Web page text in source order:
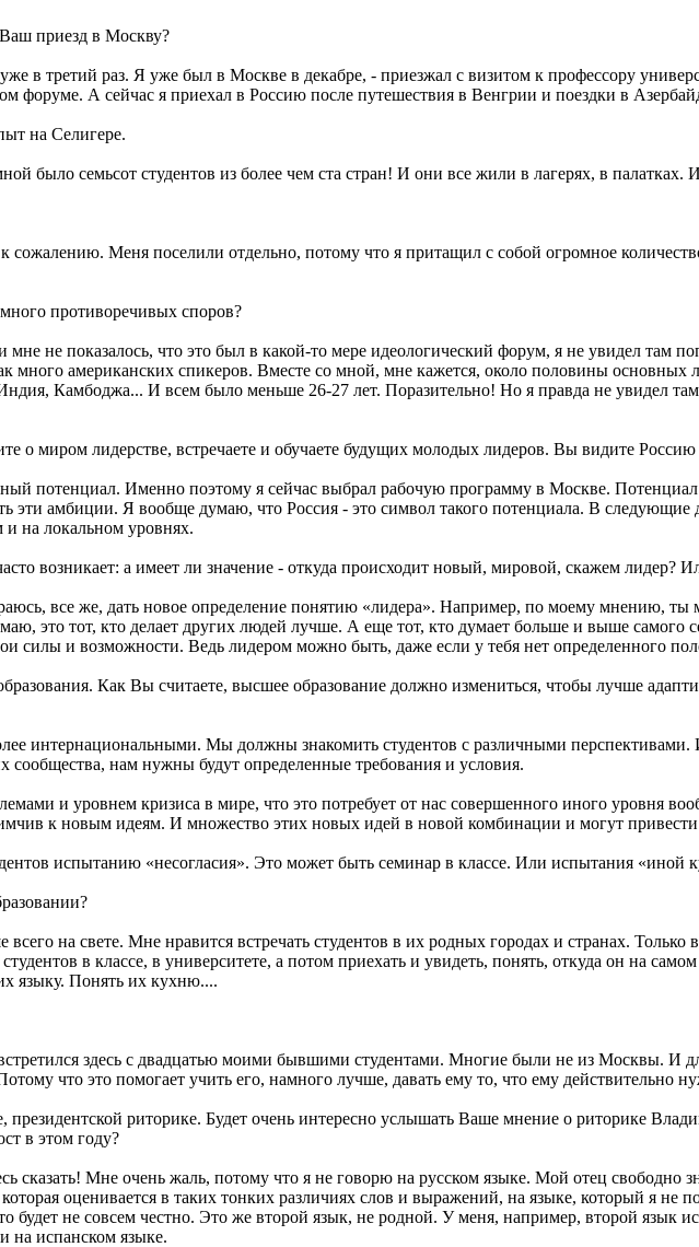
приезд в Москву?
в третий раз. Я уже был в Москве в декабре, - приезжал с визитом к профессору
форуме. А сейчас я приехал в Россию после путешествия в Венгрии и поездки в
на Селигере.
было семьсот студентов из более чем ста стран! И они все жили в лагерях, в
Меня поселили отдельно, потому что я притащил с собой огромное
противоречивых споров?
не показалось, что это был в какой-то мере идеологический форум, я не увидел там
много американских спикеров. Вместе со мной, мне кажется, около половины
Камбоджа... И всем было меньше 26-27 лет. Поразительно! Но я правда не увидел
о миром лидерстве, встречаете и обучаете будущих молодых лидеров. Вы видите
потенциал. Именно поэтому я сейчас выбрал рабочую программу в Москве.
эти амбиции. Я вообще думаю, что Россия - это символ такого потенциала. В следующие
на локальном уровнях.
возникает: а имеет ли значение - откуда происходит новый, мировой, скажем лидер?
все же, дать новое определение понятию «лидера». Например, по моему мнению,
это тот, кто делает других людей лучше. А еще тот, кто думает больше и выше самого
силы и возможности. Ведь лидером можно быть, даже если у тебя нет определенного
Как Вы считаете, высшее образование должно измениться, чтобы лучше
интернациональными. Мы должны знакомить студентов с различными перспективами.
сообщества, нам нужны будут определенные требования и условия.
и уровнем кризиса в мире, что это потребует от нас совершенного иного уровня
к новым идеям. И множество этих новых идей в новой комбинации и могут
испытанию «несогласия». Это может быть семинар в классе. Или испытания «иной
на свете. Мне нравится встречать студентов в их родных городах и странах. Только
в классе, в университете, а потом приехать и увидеть, понять, откуда он на
языку. Понять их кухню....
здесь с двадцатью моими бывшими студентами. Многие были не из Москвы. И
что это помогает учить его, намного лучше, давать ему то, что ему действительно
риторике. Будет очень интересно услышать Ваше мнение о риторике
в этом году?
сказать! Мне очень жаль, потому что я не говорю на русском языке. Мой отец свободно
оценивается в таких тонких различиях слов и выражений, на языке, который я не
будет не совсем честно. Это же второй язык, не родной. У меня, например, второй язык
на испанском языке.